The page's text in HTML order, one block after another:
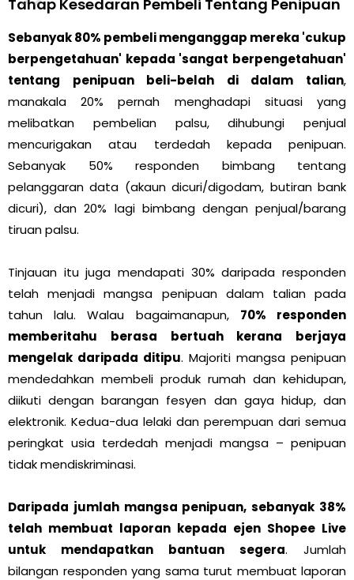
Tahap Kesedaran Pembeli Tentang Penipuan
Sebanyak 80% pembeli menganggap mereka 'cukup
berpengetahuan' kepada 'sangat berpengetahuan'
tentang penipuan beli-belah di dalam talian,
manakala 20% pernah menghadapi situasi yang
melibatkan pembelian palsu, dihubungi penjual
mencurigakan atau terdedah kepada penipuan.
Sebanyak 50% responden bimbang tentang
pelanggaran data (akaun dicuri/digodam, butiran bank
dicuri), dan 20% lagi bimbang dengan penjual/barang
tiruan palsu.
Tinjauan itu juga mendapati 30% daripada responden
telah menjadi mangsa penipuan dalam talian pada
tahun lalu. Walau bagaimanapun, 70% responden
memberitahu berasa bertuah kerana berjaya
mengelak daripada ditipu. Majoriti mangsa penipuan
mendedahkan membeli produk rumah dan kehidupan,
diikuti dengan barangan fesyen dan gaya hidup, dan
elektronik. Kedua-dua lelaki dan perempuan dari semua
peringkat usia terdedah menjadi mangsa – penipuan
tidak mendiskriminasi.
Daripada jumlah mangsa penipuan, sebanyak 38%
telah membuat laporan kepada ejen Shopee Live
untuk mendapatkan bantuan segera. Jumlah
bilangan responden yang sama turut membuat laporan